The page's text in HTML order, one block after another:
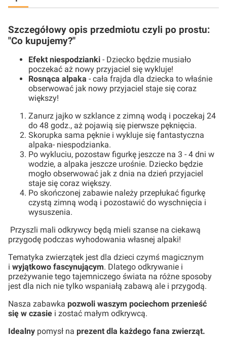
Szczegółowy opis przedmiotu czyli po prostu:
"Co kupujemy?"
Efekt niespodzianki - Dziecko będzie musiało
poczekać aż nowy przyjaciel się wykluje!
Rosnąca alpaka - cała frajda dla dziecka to właśnie
obserwować jak nowy przyjaciel staje się coraz
większy!
Zanurz jajko w szklance z zimną wodą i poczekaj 24
do 48 godz., aż pojawią się pierwsze pęknięcia.
Skorupka sama pęknie i wykluje się fantastyczna
alpaka- niespodzianka.
Po wykluciu, pozostaw figurkę jeszcze na 3 - 4 dni w
wodzie, a alpaka jeszcze urośnie. Dziecko będzie
mogło obserwować jak z dnia na dzień przyjaciel
staje się coraz większy.
Po skończonej zabawie należy przepłukać figurkę
czystą zimną wodą i pozostawić do wyschnięcia i
wysuszenia.
Przyszli mali odkrywcy będą mieli szanse na ciekawą
przygodę podczas wyhodowania własnej alpaki!
Tematyka zwierzątek jest dla dzieci czymś magicznym
i wyjątkowo fascynującym. Dlatego odkrywanie i
przeżywanie tego tajemniczego świata na różne sposoby
jest dla nich nie tylko wspaniałą zabawą ale i przygodą.
Nasza zabawka pozwoli waszym pociechom przenieść
się w czasie i zostać małym odkrywcą.
Idealny pomysł na prezent dla każdego fana zwierząt.